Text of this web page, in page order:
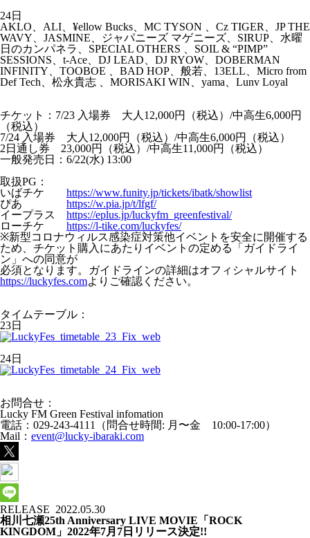
24日
AKLO、ALI、¥ellow Bucks、MC TYSON 、Cz TIGER、JP THE
WAVY、JASMINE、ジャパニーズ マゲニーズ、SIRUP、水曜
日のカンパネラ、SPECIAL OTHERS 、SOIL & “PIMP”
SESSIONS、t-Ace、DJ LEAD、DJ RYOW、DOBERMAN
INFINITY、TOOBOE 、BAD HOP、般若、13ELL、Micro from
Def Tech、松永貴志 、MORISAKI WIN、yama、Lunv Loyal
チケット：7/23 入場券 大人12,000円（税込）/中高生6,000円
（税込）
7/24 入場券 大人12,000円（税込）/中高生6,000円（税込）
2日通し券 23,000円（税込）/中高生11,000円（税込）
一般発売日：6/22(水) 13:00
取扱PG：
いばチケ https://www.funity.jp/tickets/ibatk/showlist
ぴあ https://w.pia.jp/t/lfgf/
イープラス https://eplus.jp/luckyfm_greenfestival/
ローチケ https://l-tike.com/luckyfes/
※新型コロナウィルス感染症対策他イベントを安全に開催する
ため、チケット購入にあたりイベントの定める「ガイドライ
ン」への同意が
必須となります。ガイドラインの詳細はオフィシャルサイト
https://luckyfes.comよりご確認ください。
タイムテーブル：
23日
24日
お問合せ：
Lucky FM Green Festival infomation
電話：029-243-4111（問合せ時間: 月〜金 10:00-17:00）
Mail： event@lucky-ibaraki.com
RELEASE 2022.05.30
相川七瀬25th Anniversary LIVE MOVIE「ROCK
KINGDOM」2022年7月7日リリース決定!!